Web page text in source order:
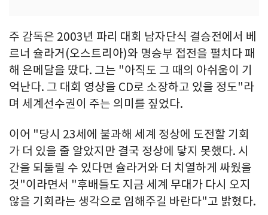
주 감독은 2003년 파리 대회 남자단식 결승전에서 베
르너 슐라거(오스트리아)와 명승부 접전을 펼치다 패
해 은메달을 땄다. 그는 "아직도 그 때의 아쉬움이 기
억난다. 그 대회 영상을 CD로 소장하고 있을 정도"라
며 세계선수권이 주는 의미를 짚었다.
이어 "당시 23세에 불과해 세계 정상에 도전할 기회
가 더 있을 줄 알았지만 결국 정상에 닿지 못했다. 시
간을 되둘릴 수 있다면 슐라거와 더 치열하게 싸웠을
것"이라면서 "후배들도 지금 세계 무대가 다시 오지
않을 기회라는 생각으로 임해주길 바란다"고 밝혔다.